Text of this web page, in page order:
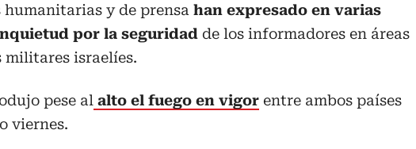
humanitarias y de prensa han expresado en varias
por la seguridad de los informadores en áreas
militares israelíes.
pese al alto el fuego en vigor entre ambos países
viernes.